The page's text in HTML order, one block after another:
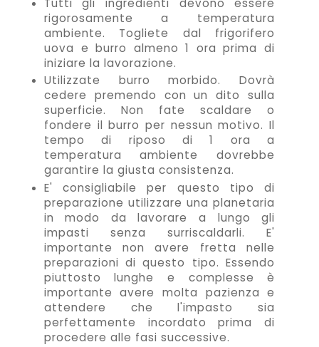
rigorosamente a temperatura
ambiente. Togliete dal frigorifero
uova e burro almeno 1 ora prima di
iniziare la lavorazione.
Utilizzate burro morbido. Dovrà
cedere premendo con un dito sulla
superficie. Non fate scaldare o
fondere il burro per nessun motivo. Il
tempo di riposo di 1 ora a
temperatura ambiente dovrebbe
garantire la giusta consistenza.
E' consigliabile per questo tipo di
preparazione utilizzare una planetaria
in modo da lavorare a lungo gli
impasti senza surriscaldarli. E'
importante non avere fretta nelle
preparazioni di questo tipo. Essendo
piuttosto lunghe e complesse è
importante avere molta pazienza e
attendere che l'impasto sia
perfettamente incordato prima di
procedere alle fasi successive.